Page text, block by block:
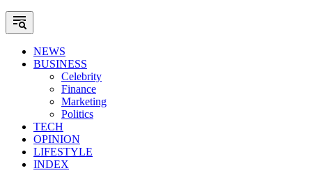
NEWS
BUSINESS
Celebrity
Finance
Marketing
Politics
TECH
OPINION
LIFESTYLE
INDEX